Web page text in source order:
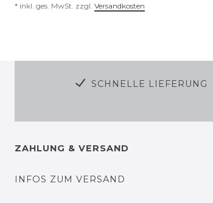
* inkl. ges. MwSt. zzgl. Versandkosten
SCHNELLE LIEFERUNG
ZAHLUNG & VERSAND
INFOS ZUM VERSAND